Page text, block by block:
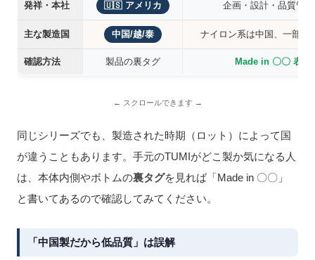
発祥・本社 🇺🇸 アメリカ 企画・設計・品質管
主な製造国 中国/越/泰 ナイロン系は中国、一部は
確認方法 製品の裏タグ Made in 〇〇 表記
同じシリーズでも、製造された時期（ロット）によって国
が違うこともあります。手元のTUMIがどこ製か気になる人
は、本体内側やボトムの裏タグを見れば「Made in 〇〇」
と書いてあるので確認してみてください。
「中国製だから低品質」は誤解